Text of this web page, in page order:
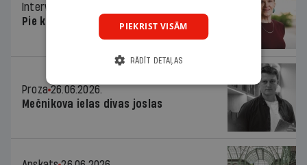
Intervija
Pie kaimiņiem igauņiem
Proza 26.06.2026.
Mečnikova ielas divas joslas
PIEKRIST VISĀM
RĀDĪT DETAĻAS